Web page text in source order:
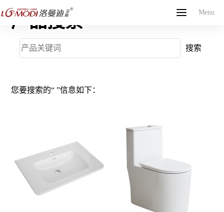
Menu
Menu
网站首页
关于我们
产品中心
新闻中心
联系我们
English
产品搜索
您要搜索的“”信息如下：